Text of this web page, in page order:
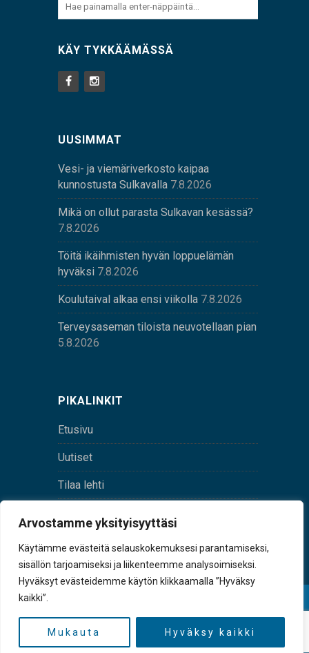
Arvostamme yksityisyyttäsi
Käytämme evästeitä selauskokemuksesi parantamiseksi,
sisällön tarjoamiseksi ja liikenteemme analysoimiseksi.
Hyväksyt evästeidemme käytön klikkaamalla ”Hyväksy
kaikki”.
Mukauta Hyväksy kaikki
KÄY TYKKÄÄMÄSSÄ
UUSIMMAT
Vesi- ja viemäriverkosto kaipaa
kunnostusta Sulkavalla 7.8.2026
Mikä on ollut parasta Sulkavan kesässä?
7.8.2026
Töitä ikäihmisten hyvän loppuelämän
hyväksi 7.8.2026
Koulutaival alkaa ensi viikolla 7.8.2026
Terveysaseman tiloista neuvotellaan pian
5.8.2026
PIKALINKIT
Etusivu
Uutiset
Tilaa lehti
tunnus 0167229-8
TAKAISIN YLÖS